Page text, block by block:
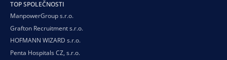
TOP SPOLEČNOSTI
ManpowerGroup s.r.o.
Grafton Recruitment s.r.o.
HOFMANN WIZARD s.r.o.
Penta Hospitals CZ, s.r.o.